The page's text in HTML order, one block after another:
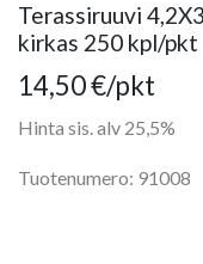
Terassiruuvi
kirkas 250 kpl/pkt
14,50€/pkt
Hinta sis. alv 25,5%
Tuotenumero: 91008